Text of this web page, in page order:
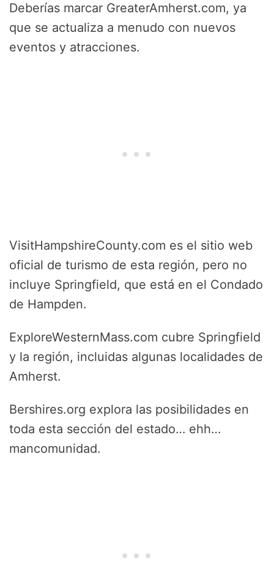
Deberías marcar GreaterAmherst.com, ya
que se actualiza a menudo con nuevos
eventos y atracciones.
VisitHampshireCounty.com es el sitio web
oficial de turismo de esta región, pero no
incluye Springfield, que está en el Condado
de Hampden.
ExploreWesternMass.com cubre Springfield
y la región, incluidas algunas localidades de
Amherst.
Bershires.org explora las posibilidades en
toda esta sección del estado… ehh…
mancomunidad.